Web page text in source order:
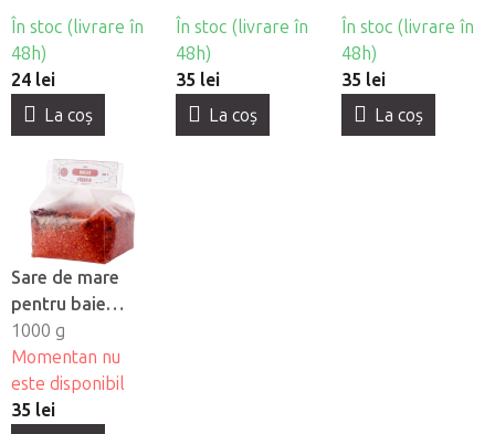
din zona Hévíz
În stoc (livrare în
48h)
24 lei
La coş
În stoc (livrare în
48h)
35 lei
La coş
Orange-Shkorica
În stoc (livrare în
48h)
35 lei
La coş
Sare de mare
pentru baie
Yamuna -
Trandafir
1000 g
Momentan nu
este disponibil
35 lei